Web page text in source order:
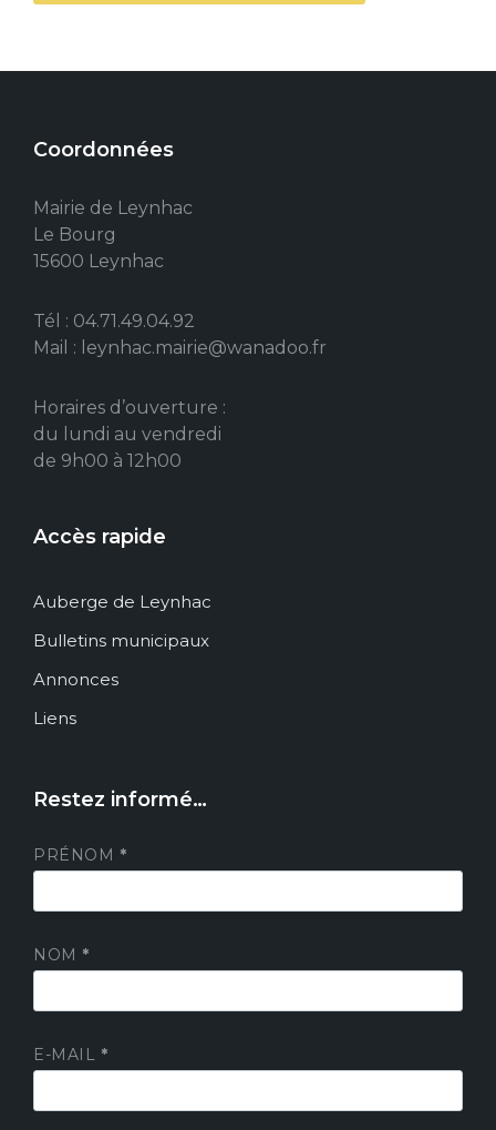
Coordonnées
Mairie de Leynhac
Le Bourg
15600 Leynhac
Tél : 04.71.49.04.92
Mail : leynhac.mairie@wanadoo.fr
Horaires d’ouverture :
du lundi au vendredi
de 9h00 à 12h00
Accès rapide
Auberge de Leynhac
Bulletins municipaux
Annonces
Liens
Restez informé…
PRÉNOM *
NOM *
E-MAIL *